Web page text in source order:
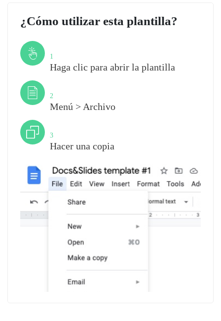
¿Cómo utilizar esta plantilla?
1
Haga clic para abrir la plantilla
2
Menú > Archivo
3
Hacer una copia